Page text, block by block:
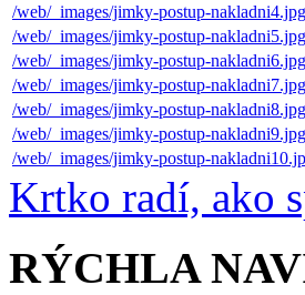
/web/_images/jimky-postup-nakladni4.jpg
/web/_images/jimky-postup-nakladni5.jpg
/web/_images/jimky-postup-nakladni6.jpg
/web/_images/jimky-postup-nakladni7.jpg
/web/_images/jimky-postup-nakladni8.jpg
/web/_images/jimky-postup-nakladni9.jpg
/web/_images/jimky-postup-
Krtko radí, ako
RÝCHLA